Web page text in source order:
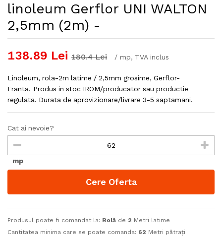
linoleum Gerflor UNI WALTON
2,5mm (2m) -
138.89 Lei 180.4 Lei / mp, TVA inclus
Linoleum, rola-2m latime / 2,5mm grosime, Gerflor-
Franta. Produs in stoc IROM/producator sau productie
regulata. Durata de aprovizionare/livrare 3-5 saptamani.
Cat ai nevoie?
mp
Cere Oferta
Produsul poate fi comandat la: Rolă de 2 Metri latime
Cantitatea minima care se poate comanda: 62 Metri pătrați